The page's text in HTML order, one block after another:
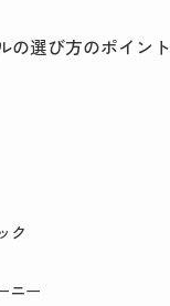
の選び方のポイント
ク
ニー